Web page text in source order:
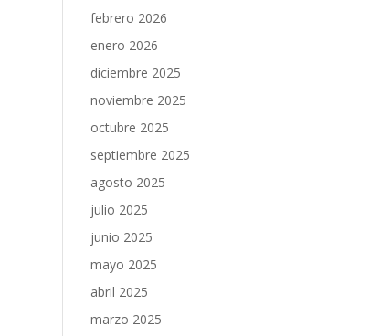
febrero 2026
enero 2026
diciembre 2025
noviembre 2025
octubre 2025
septiembre 2025
agosto 2025
julio 2025
junio 2025
mayo 2025
abril 2025
marzo 2025